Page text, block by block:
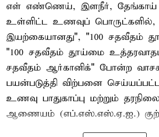
எள் எண்ணெய், இளநீர், தேங்காய்
உள்ளிட்ட உணவுப் பொருட்களில்,
இயற்கையானது", "100 சதவீதம்
"100 சதவீதம் தூய்மை
சதவீதம் ஆர்கானிக்" போன்ற
பயன்படுத்தி விற்பனை
உணவு பாதுகாப்பு மற்றும்
ஆணையம் (எப்.எஸ்.எஸ்.ஏ.ஐ.)